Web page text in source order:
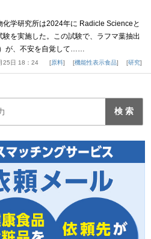
化学研究所は2024年に Radicle Scienceと
を実施した。この試験で、ラフマ葉抽出
が、不安を自覚して……
25日 18：24 原料 機能性表示食品 研究